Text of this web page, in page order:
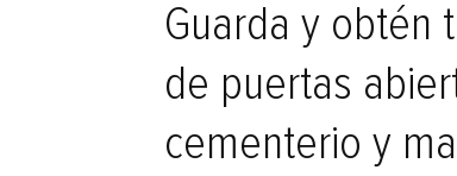
Guarda y obtén
de puertas
cementerio y